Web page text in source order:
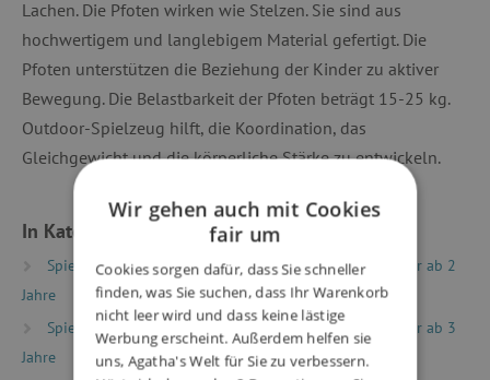
Lachen. Die Pfoten wirken wie Stelzen. Sie sind aus
hochwertigem und langlebigem Material gefertigt. Die
Pfoten unterstützen die Beziehung der Kinder zu aktiver
Bewegung. Die Belastbarkeit der Pfoten beträgt 15-25 kg.
Outdoor-Spielzeug hilft, die Koordination, das
Gleichgewicht und die körperliche Stärke zu entwickeln.
In Kategorien eingeteilt
Spielzeug nach Alter
Spiele & Spielzeug für Kinder ab 2
Jahre
Spielzeug nach Alter
Spiele & Spielzeug für Kinder ab 3
Jahre
Wir gehen auch mit Cookies
fair um
Cookies sorgen dafür, dass Sie schneller
finden, was Sie suchen, dass Ihr Warenkorb
nicht leer wird und dass keine lästige
Werbung erscheint. Außerdem helfen sie
uns, Agatha's Welt für Sie zu verbessern.